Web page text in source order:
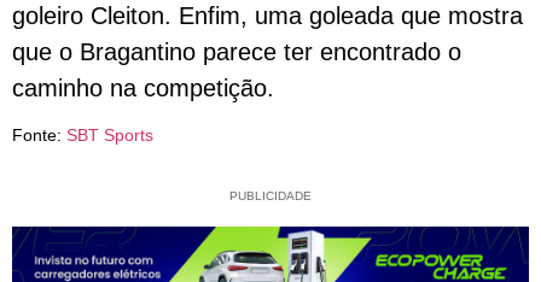
goleiro Cleiton. Enfim, uma goleada que mostra
que o Bragantino parece ter encontrado o
caminho na competição.
Fonte: SBT Sports
PUBLICIDADE